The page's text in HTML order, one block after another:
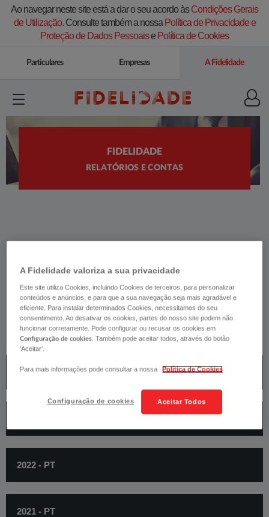
Ao navegar neste site está a dar o seu acordo àsCondições Gerais
de Utilização.Consulte também a nossa Política de Privacidade e
Proteção de Dados Pessoaise Política de Cookies
Particulares Empresas A Fidelidade
FIDELIDADE
RELATÓRIOS E CONTAS
RELATÓRIOS E CONTAS
Longrun Portugal, SGPS, S.A.
2023 - PT
2022 - PT
2021 - PT
A Fidelidade valoriza a sua privacidade
Este site utiliza Cookies, incluindo Cookies de terceiros, para personalizar
conteúdos e anúncios, e para que a sua navegação seja mais agradável e
eficiente. Para instalar determinados Cookies, necessitamos do seu
consentimento. Ao desativar os cookies, partes do nosso site podem não
funcionar corretamente. Pode configurar ou recusar os cookies em
Configuração de cookies. Também pode aceitar todos, através do botão
'Aceitar'.
Para mais informações pode consultar a nossa Política de Cookies
Aceitar Todos
Configuração de cookies